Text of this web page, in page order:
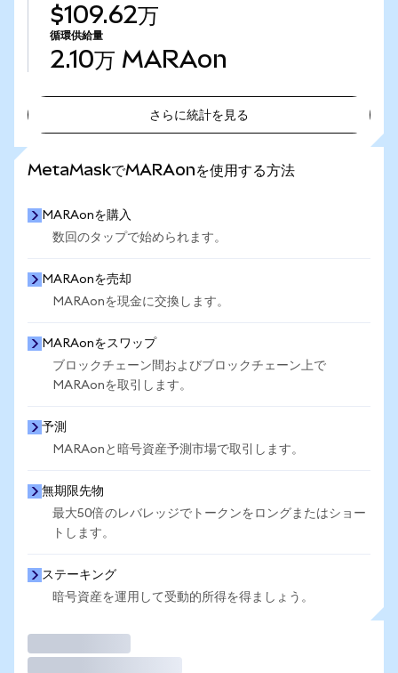
$109.62万
循環供給量
2.10万 MARAon
さらに統計を見る
MetaMaskでMARAonを使用する方法
MARAonを購入
数回のタップで始められます。
MARAonを売却
MARAonを現金に交換します。
MARAonをスワップ
ブロックチェーン間およびブロックチェーン上で
MARAonを取引します。
予測
MARAonと暗号資産予測市場で取引します。
無期限先物
最大50倍のレバレッジでトークンをロングまたはショー
トします。
ステーキング
暗号資産を運用して受動的所得を得ましょう。